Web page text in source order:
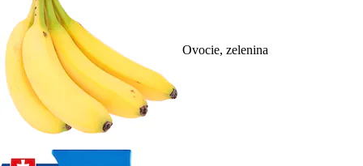
Ovocie, zelenina